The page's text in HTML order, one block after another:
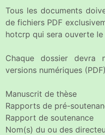
Tous les documents
de fichiers PDF
hotcrp qui sera ouverte
Chaque dossier devra
versions numériques
Manuscrit de thèse
Rapports de pré-
Rapport de soutenance
Nom(s) du ou des